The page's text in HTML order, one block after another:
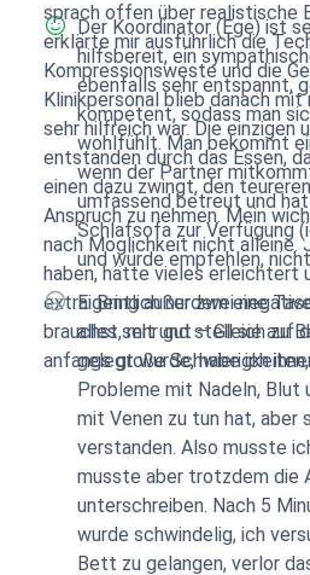
sprach offen über realistische
erklärte mir ausführlich die
Kompressionsweste und die
Klinikpersonal blieb danach mit
sehr hilfreich war. Die einzigen
entstanden durch das Essen,
einen dazu zwingt, den
Anspruch zu nehmen. Mein
nach Möglichkeit nicht alleine.
haben, hätte vieles erleichtert
extra. Bring außerdem eine
brauchst, mit und stell sie auf
anfangs große
Der Koordinator (Ege) ist
hilfsbereit, ein
ebenfalls sehr entspannt,
kompetent, sodass man
wohlfühlt. Man bekommt
wenn der Partner
umfassend betreut und
Schlafsofa zur Verfügung
und würde empfehlen,
Eigentlich nur zwei
alles sehr gut – Gleich zu
gelegt wurde, habe ich
Probleme mit Nadeln, Blut
mit Venen zu tun hat, aber
verstanden. Also musste
musste aber trotzdem die
unterschreiben. Nach 5
wurde schwindelig, ich
Bett zu gelangen, verlor